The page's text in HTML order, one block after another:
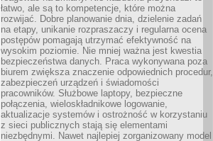
łatwo, ale są to kompetencje, które można
rozwijać. Dobre planowanie dnia, dzielenie zadań
na etapy, unikanie rozpraszaczy i regularna ocena
postępów pomagają utrzymać efektywność na
wysokim poziomie. Nie mniej ważna jest kwestia
bezpieczeństwa danych. Praca wykonywana poza
biurem zwiększa znaczenie odpowiednich procedur,
zabezpieczeń urządzeń i świadomości
pracowników. Służbowe laptopy, bezpieczne
połączenia, wieloskładnikowe logowanie,
aktualizacje systemów i ostrożność w korzystaniu
z sieci publicznych stają się elementami
niezbędnymi. Nawet najlepiej zorganizowany model